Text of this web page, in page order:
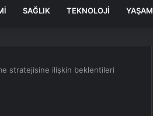
SAĞLIK TEKNOLOJI YAŞAM
stratejisine ilişkin beklentileri